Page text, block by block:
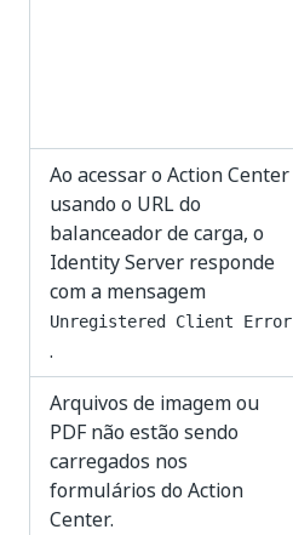
Ao acessar o Action Center
usando o URL do
balanceador de carga, o
Identity Server responde
com a mensagem
Unregistered Client Error
.
Arquivos de imagem ou
PDF não estão sendo
carregados nos
formulários do Action
Center.